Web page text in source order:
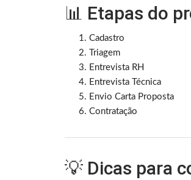
📊 Etapas do
Cadastro
Triagem
Entrevista RH
Entrevista Técnica
Envio Carta Proposta
Contratação
💡 Dicas para